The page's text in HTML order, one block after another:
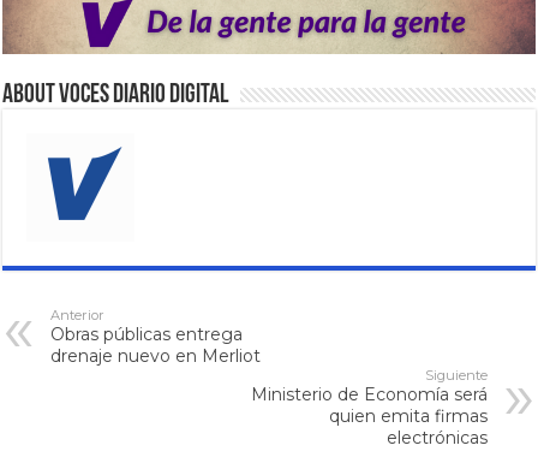
About VOCES Diario digital
Anterior
Obras públicas entrega
drenaje nuevo en Merliot
Siguiente
Ministerio de Economía será
quien emita firmas
electrónicas